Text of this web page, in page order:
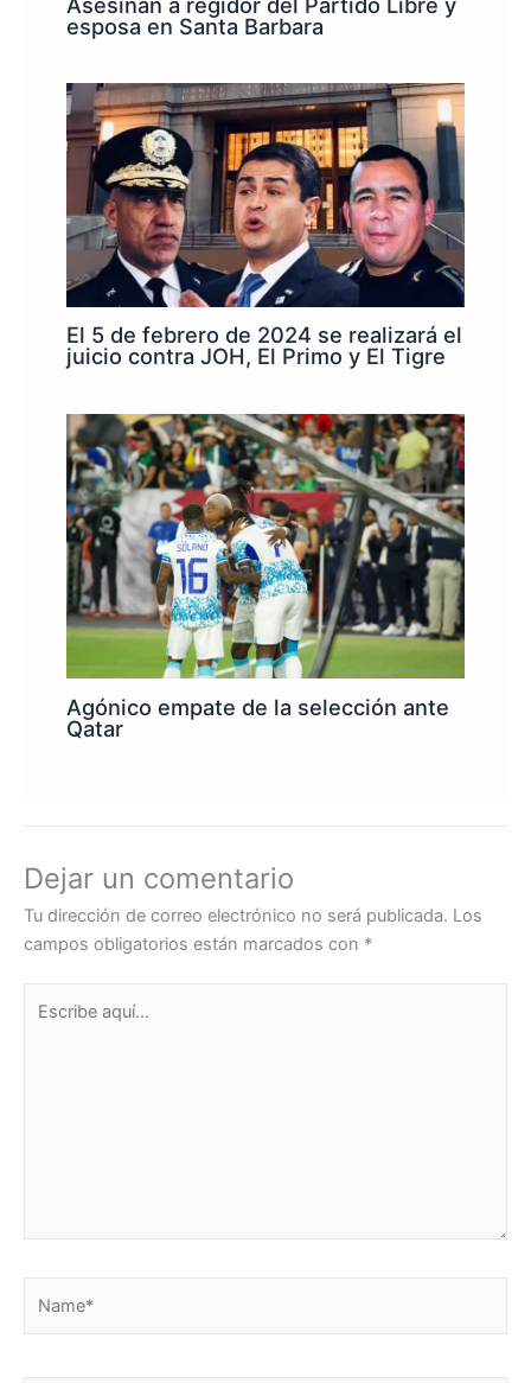
esposa en Santa Barbara
El 5 de febrero de 2024 se realizará el
juicio contra JOH, El Primo y El Tigre
Agónico empate de la selección ante
Qatar
Dejar un comentario
Tu dirección de correo electrónico no será publicada. Los
campos obligatorios están marcados con *